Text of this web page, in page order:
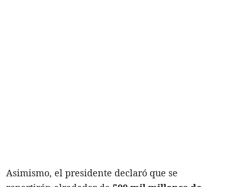
Asimismo, el presidente declaró que se